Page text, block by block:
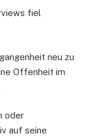
fiel
neu zu
Offenheit im
oder
auf seine